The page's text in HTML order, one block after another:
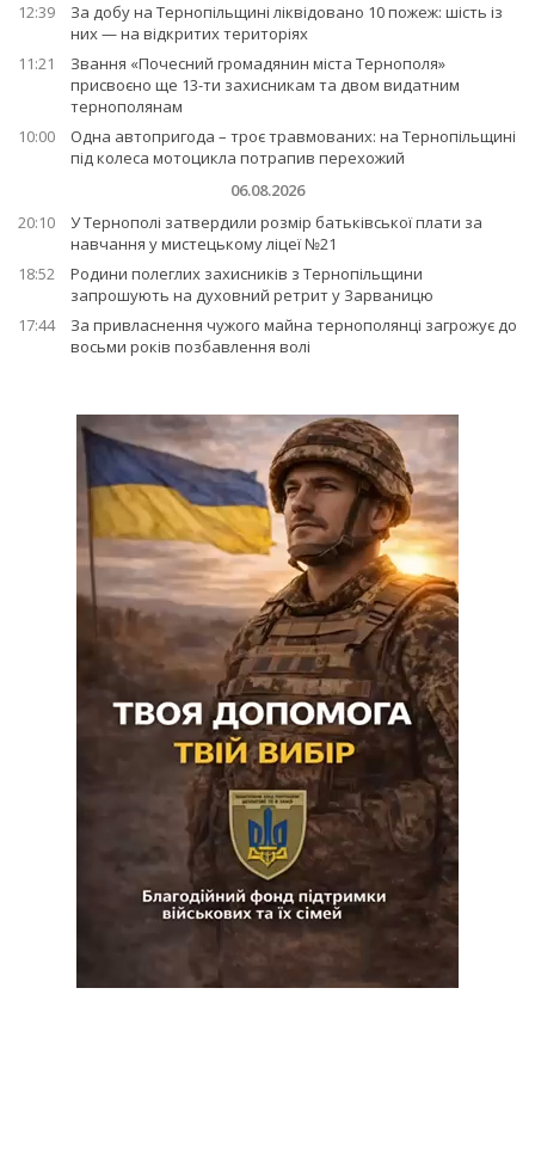
12:39
За добу на Тернопільщині ліквідовано 10 пожеж: шість із
них — на відкритих територіях
11:21
Звання «Почесний громадянин міста Тернополя»
присвоєно ще 13-ти захисникам та двом видатним
тернополянам
10:00
Одна автопригода – троє травмованих: на Тернопільщині
під колеса мотоцикла потрапив перехожий
06.08.2026
20:10
У Тернополі затвердили розмір батьківської плати за
навчання у мистецькому ліцеї №21
18:52
Родини полеглих захисників з Тернопільщини
запрошують на духовний ретрит у Зарваницю
17:44
За привласнення чужого майна тернополянці загрожує до
восьми років позбавлення волі